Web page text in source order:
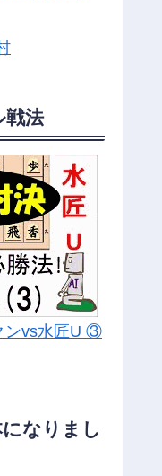
戦法
ンvs水匠U ③
なりまし